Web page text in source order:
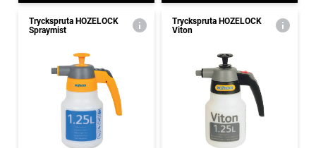
Tryckspruta HOZELOCK
Spraymist
Tryckspruta HOZELOCK
Viton